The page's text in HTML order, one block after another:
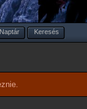
Naptár Keresés